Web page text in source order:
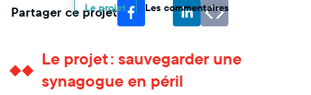
Le projet Les commentaires
Partager ce projet
Le projet : sauvegarder une
synagogue en péril